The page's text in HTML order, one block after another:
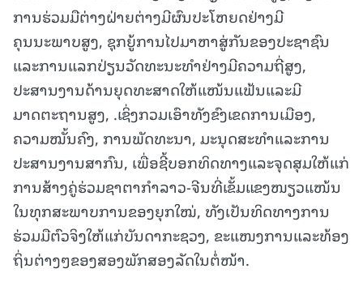
ການຮ່ວມມືຕ່າງຝ່າຍຕ່າງມີຜົນປະໂຫຍດຢ່າງມີ
ຄຸນນະພາບສູງ, ຊຸກຍູ້ການໄປມາຫາສູ່ກັນຂອງປະຊາຊົນ
ແລະການແລກປ່ຽນວັດທະນະທໍາຢ່າງມີຄວາມຖີ່ສູງ,
ປະສານງານດ້ານຍຸດທະສາດໃຫ້ແໜ້ນແຟ້ນແລະມີ
ມາດຕະຖານສູງ, .ເຊິ່ງກວມເອົາທັງຂົງເຂດການເມືອງ,
ຄວາມໝັ້ນຄົງ, ການພັດທະນາ, ມະນຸດສະທຳແລະການ
ປະສານງານສາກົນ, ເພື່ອຊີ້ບອກທິດທາງແລະຈຸດສຸມໃຫ້ແກ່
ການສ້າງຄູ່ຮ່ວມຊາຕາກຳລາວ-ຈີນທີ່ເຂັ້ມແຂງໜຽວແໜ້ນ
ໃນທຸກສະພາບການຂອງຍຸກໃໝ່, ທັງເປັນທິດທາງການ
ຮ່ວມມືຕົວຈິງໃຫ້ແກ່ບັນດາກະຊວງ, ຂະແໜງການແລະທ້ອງ
ຖິ່ນຕ່າງໆຂອງສອງພັກສອງລັດໃນຕໍ່ໜ້າ.